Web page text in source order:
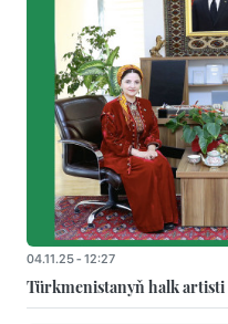
04.11.25 - 12:27
Türkmenistanyň halk artisti